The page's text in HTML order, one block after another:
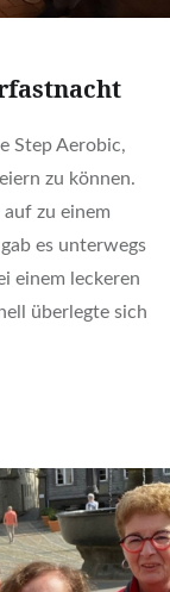
Step Aerobic,
zu können.
zu einem
es unterwegs
einem leckeren
überlegte sich